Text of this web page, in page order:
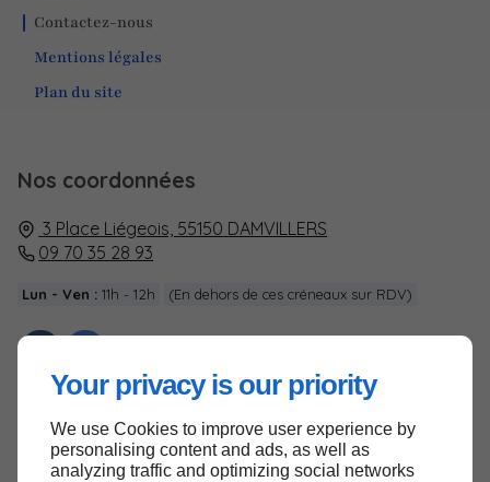
Your privacy is our priority
We use Cookies to improve user experience by
personalising content and ads, as well as
analyzing traffic and optimizing social networks
Contactez-nous
Mentions légales
Plan du site
Nos coordonnées
3 Place Liégeois, 55150 DAMVILLERS
09 70 35 28 93
Lun - Ven :11h - 12h (En dehors de ces créneaux sur RDV)
Haut de page